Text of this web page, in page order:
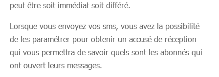
peut être soit immédiat soit différé.
Lorsque vous envoyez vos sms, vous avez la possibilité
de les paramétrer pour obtenir un accusé de réception
qui vous permettra de savoir quels sont les abonnés qui
ont ouvert leurs messages.